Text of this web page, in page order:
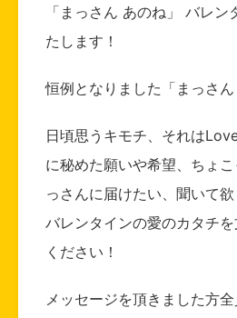
「まっさん あのね 」 バレン
たします！
恒例となりました「まっさ
日頃思うキモチ、それは
に秘めた願いや希望、ちょ
っさんに届けたい、聞いて
バレンタインの愛のカタチ
ください！
メッセージを頂きました方